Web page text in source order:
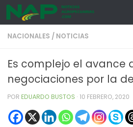
Skip to content
NACIONALES / NOTICIAS
Es complejo el avance
negociaciones por la
POR EDUARDO BUSTOS · 10 FEBRERO, 2020